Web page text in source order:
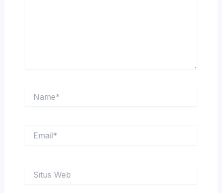
Web